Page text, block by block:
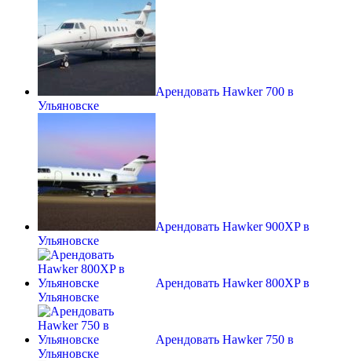
Арендовать Hawker 700 в
Ульяновске
Арендовать Hawker 900XP в
Ульяновске
Арендовать Hawker 800XP в
Ульяновске
Арендовать Hawker 750 в
Ульяновске